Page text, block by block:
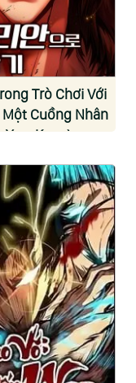
Trò Chơi Với
Một Cuồng Nhân
Yun-Kang)